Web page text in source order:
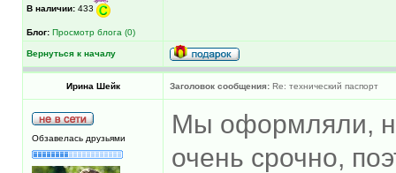
В наличии: 433
Блог: Просмотр блога (0)
Вернуться к началу
Ирина Шейк Заголовок сообщения: Re: технический паспорт
Обзавелась друзьями
Мы оформляли,
очень срочно,